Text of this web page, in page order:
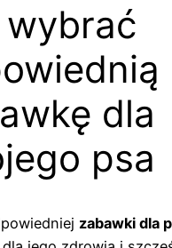
dla
psa
zabawki dla